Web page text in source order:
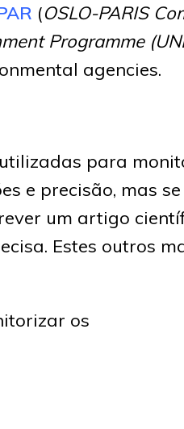
(OSLO-PARIS
Programme
agencies.
para
e precisão, mas
um artigo
Estes outros
os